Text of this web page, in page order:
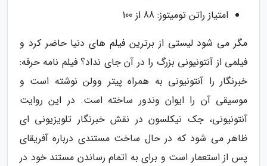
امتیاز راتن تومیتوز: 88 از 100
مگر می شود لیستی از برترین فیلم های دنیا حاضر کرد و
فیلمی از آنتونیونی بزرگ را در آن جای نداد؟ فیلم نامه حرفه:
خبرنگار را آنتونیونی به همراه پیتر وولن نوشته است و
موسیقی آن را ایوان وندور ساخته است. در این روایت
آنتونیونی، جک نیکلسون در نقش خبرنگار تلویزیونی ای
ظاهر می شود که در حال ساخت مستندی درباره آفریقای
پس از استعمار است و برای به اتمام رساندن مستند خود در